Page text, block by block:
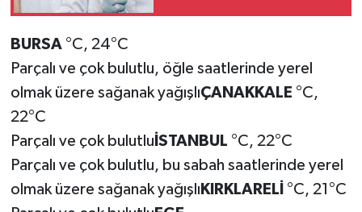
BURSA °C, 24°C
Parçalı ve çok bulutlu, öğle saatlerinde yerel
olmak üzere sağanak yağışlıÇANAKKALE °C,
22°C
Parçalı ve çok bulutlu İSTANBUL °C, 22°C
Parçalı ve çok bulutlu, bu sabah saatlerinde yerel
olmak üzere sağanak yağışlı KIRKLARELİ °C, 21°C